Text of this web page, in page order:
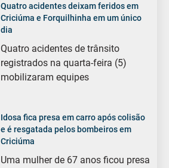
Quatro acidentes deixam feridos em
Criciúma e Forquilhinha em um único
dia
Quatro acidentes de trânsito
registrados na quarta-feira (5)
mobilizaram equipes
Idosa fica presa em carro após colisão
e é resgatada pelos bombeiros em
Criciúma
Uma mulher de 67 anos ficou presa